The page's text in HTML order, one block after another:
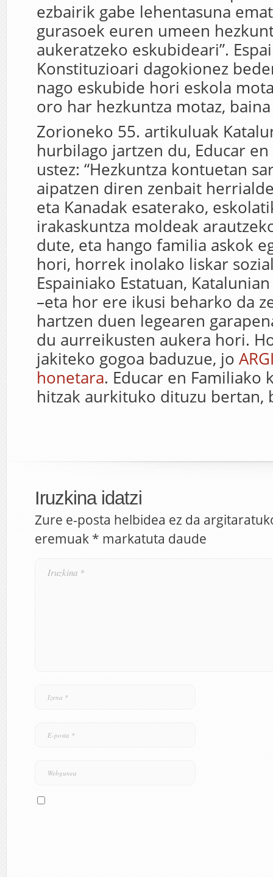
ezbairik gabe lehentasuna
gurasoek euren umeen
aukeratzeko eskubideari”.
Konstituzioari dagokionez
nago eskubide hori eskola
oro har hezkuntza motaz,
Zorioneko 55. artikuluak
hurbilago jartzen du, Educar
ustez: “Hezkuntza kontuetan
aipatzen diren zenbait
eta Kanadak esaterako,
irakaskuntza moldeak
dute, eta hango familia askok
hori, horrek inolako liskar
Espainiako Estatuan,
–eta hor ere ikusi beharko da
hartzen duen legearen
du aurreikusten aukera hori.
jakiteko gogoa baduzue, jo
honetara. Educar en Familiako
hitzak aurkituko dituzu bertan,
Iruzkina idatzi
Zure e-posta helbidea ez da
eremuak * markatuta daude